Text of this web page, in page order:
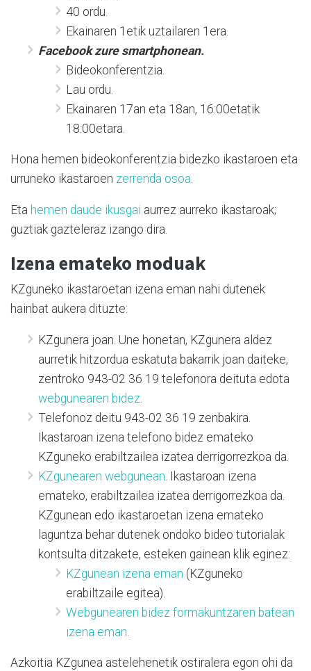
40 ordu.
Ekainaren 1etik uztailaren 1era.
Facebook zure smartphonean.
Bideokonferentzia.
Lau ordu.
Ekainaren 17an eta 18an, 16:00etatik
18:00etara.
Hona hemen bideokonferentzia bidezko ikastaroen eta
urruneko ikastaroen zerrenda osoa
Eta hemen daude ikusgai aurrez aurreko ikastaroak;
guztiak gazteleraz izango dira.
Izena emateko moduak
KZguneko ikastaroetan izena eman nahi dutenek
hainbat aukera dituzte:
KZgunera joan. Une honetan, KZgunera aldez
aurretik hitzordua eskatuta bakarrik joan daiteke,
zentroko 943-02 36 19 telefonora deituta edota
webgunearen bidez.
Telefonoz deitu 943-02 36 19 zenbakira.
Ikastaroan izena telefono bidez emateko
KZguneko erabiltzailea izatea derrigorrezkoa da.
KZgunearen webgunean. Ikastaroan izena
emateko, erabiltzailea izatea derrigorrezkoa da.
KZgunean edo ikastaroetan izena emateko
laguntza behar dutenek ondoko bideo tutorialak
kontsulta ditzakete, esteken gainean klik eginez:
KZgunean izena eman (KZguneko
erabiltzaile egitea).
Webgunearen bidez formakuntzaren batean
izena eman.
Azkoitia KZgunea astelehenetik ostiralera egon ohi da